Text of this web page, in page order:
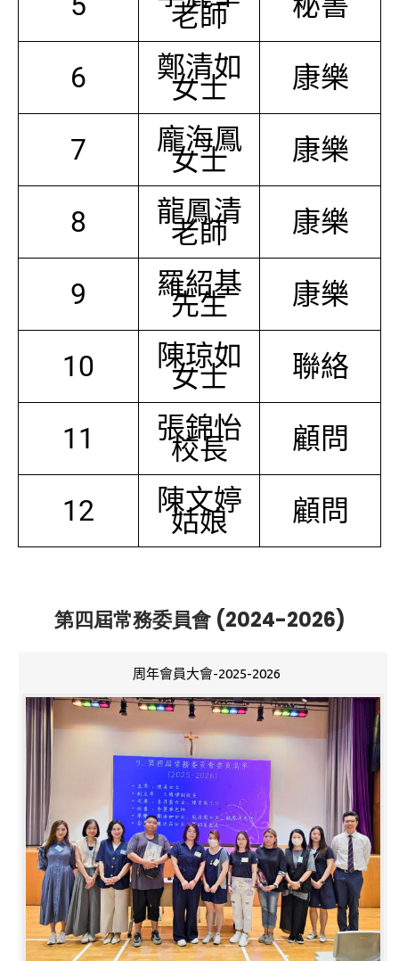
老師
6 鄭清如
女士 康樂
7 龐海鳳
女士 康樂
8 龍鳳清
老師 康樂
9 羅紹基
先生 康樂
10 陳琼如
女士 聯絡
11 張錦怡
校長 顧問
12 陳文婷
姑娘 顧問
第四屆常務委員會 (2024-2026)
周年會員大會-2025-2026